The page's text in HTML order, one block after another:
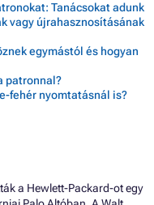
Tanácsokat adunk
vagy újrahasznosításának
egymástól és hogyan
patronnal?
fehér nyomtatásnál is?
a Hewlett-Packard-ot egy